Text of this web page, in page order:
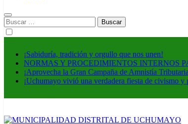
Buscar:
¡Sabiduría, tradición y orgullo que nos unen!
NORMAS Y PROCEDIMIENTOS INTERNOS
¡Aprovecha la Gran Campaña de Amnistía
¡Uchumayo vivió una verdadera fiesta de civismo y